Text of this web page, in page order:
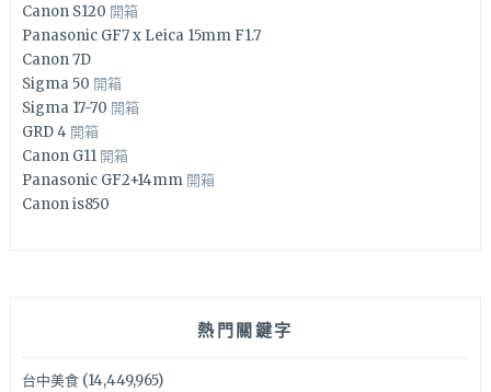
Canon S120 開箱
Panasonic GF7 x Leica 15mm F1.7
Canon 7D
Sigma 50 開箱
Sigma 17-70 開箱
GRD 4 開箱
Canon G11 開箱
Panasonic GF2+14mm 開箱
Canon is850
熱門關鍵字
台中美食(14,449,965)